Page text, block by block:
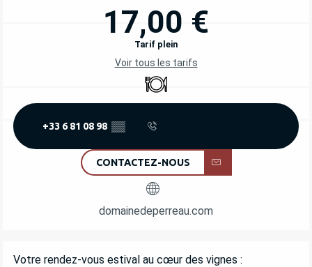
17,00 €
Tarif plein
Voir tous les tarifs
Restaurant
+33 6 81 08 98 ▒▒
CONTACTEZ-NOUS
domainedeperreau.com
DESCRIPTION
Votre rendez-vous estival au cœur des vignes :